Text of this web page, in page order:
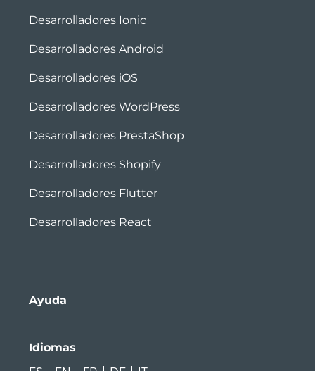
Desarrolladores Ionic
Desarrolladores Android
Desarrolladores iOS
Desarrolladores WordPress
Desarrolladores PrestaShop
Desarrolladores Shopify
Desarrolladores Flutter
Desarrolladores React
Ayuda
Idiomas